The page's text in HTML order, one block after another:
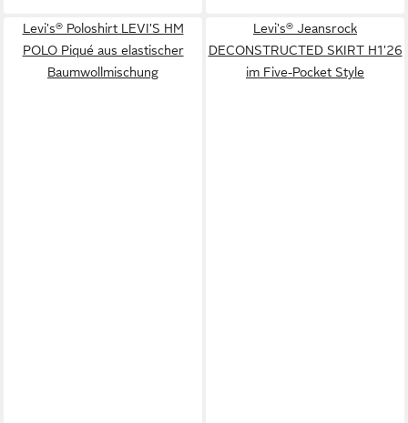
Levi's® Poloshirt LEVI'S HM
POLO Piqué aus elastischer
Baumwollmischung
Levi's® Jeansrock
DECONSTRUCTED SKIRT H1'26
im Five-Pocket Style